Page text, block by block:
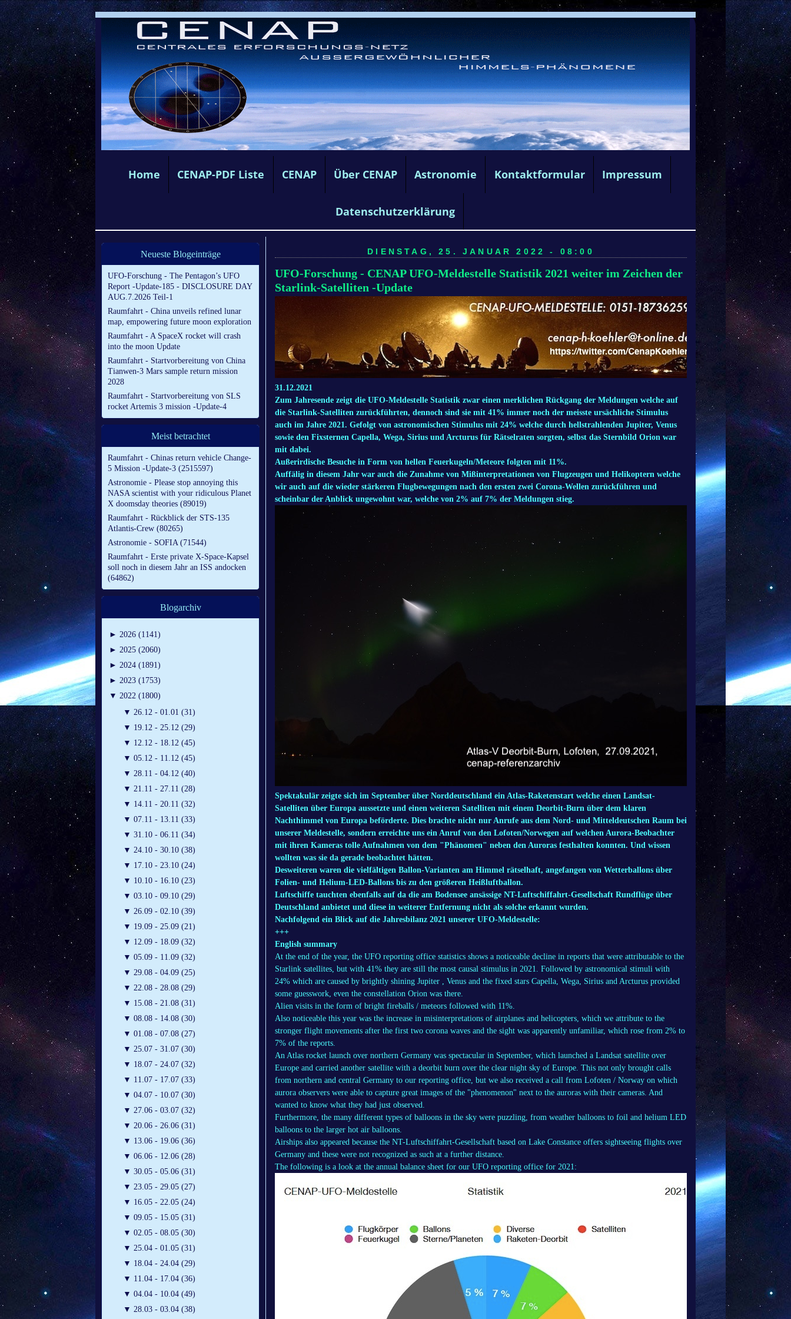
Home CENAP-PDF Liste CENAP Über CENAP Astronomie Kontaktformular Impressum
Datenschutzerklärung
Neueste Blogeinträge
UFO-Forschung - The Pentagon’s UFO
Report -Update-185 - DISCLOSURE DAY
AUG.7.2026 Teil-1
Raumfahrt - China unveils refined lunar
map, empowering future moon exploration
Raumfahrt - A SpaceX rocket will crash
into the moon Update
Raumfahrt - Startvorbereitung von China
Tianwen-3 Mars sample return mission
2028
Raumfahrt - Startvorbereitung von SLS
rocket Artemis 3 mission -Update-4
Meist betrachtet
Raumfahrt - Chinas return vehicle Change-
5 Mission -Update-3 (2515597)
Astronomie - Please stop annoying this
NASA scientist with your ridiculous Planet
X doomsday theories (89019)
Raumfahrt - Rückblick der STS-135
Atlantis-Crew (80265)
Astronomie - SOFIA (71544)
Raumfahrt - Erste private X-Space-Kapsel
soll noch in diesem Jahr an ISS andocken
(64862)
Blogarchiv
► 2026 (1141)
► 2025 (2060)
► 2024 (1891)
► 2023 (1753)
▼ 2022 (1800)
▼ 26.12 - 01.01 (31)
▼ 19.12 - 25.12 (29)
▼ 12.12 - 18.12 (45)
▼ 05.12 - 11.12 (45)
▼ 28.11 - 04.12 (40)
▼ 21.11 - 27.11 (28)
▼ 14.11 - 20.11 (32)
▼ 07.11 - 13.11 (33)
▼ 31.10 - 06.11 (34)
▼ 24.10 - 30.10 (38)
▼ 17.10 - 23.10 (24)
▼ 10.10 - 16.10 (23)
▼ 03.10 - 09.10 (29)
▼ 26.09 - 02.10 (39)
▼ 19.09 - 25.09 (21)
▼ 12.09 - 18.09 (32)
▼ 05.09 - 11.09 (32)
▼ 29.08 - 04.09 (25)
▼ 22.08 - 28.08 (29)
▼ 15.08 - 21.08 (31)
▼ 08.08 - 14.08 (30)
▼ 01.08 - 07.08 (27)
▼ 25.07 - 31.07 (30)
▼ 18.07 - 24.07 (32)
▼ 11.07 - 17.07 (33)
▼ 04.07 - 10.07 (30)
▼ 27.06 - 03.07 (32)
▼ 20.06 - 26.06 (31)
▼ 13.06 - 19.06 (36)
▼ 06.06 - 12.06 (28)
▼ 30.05 - 05.06 (31)
▼ 23.05 - 29.05 (27)
▼ 16.05 - 22.05 (24)
▼ 09.05 - 15.05 (31)
▼ 02.05 - 08.05 (30)
▼ 25.04 - 01.05 (31)
▼ 18.04 - 24.04 (29)
▼ 11.04 - 17.04 (36)
▼ 04.04 - 10.04 (49)
▼ 28.03 - 03.04 (38)
DIENSTAG, 25. JANUAR 2022 - 08:00
UFO-Forschung - CENAP UFO-Meldestelle Statistik 2021 weiter im Zeichen der
Starlink-Satelliten -Update
31.12.2021
Zum Jahresende zeigt die UFO-Meldestelle Statistik zwar einen merklichen Rückgang der Meldungen welche auf
die Starlink-Satelliten zurückführten, dennoch sind sie mit 41% immer noch der meisste ursächliche Stimulus
auch im Jahre 2021. Gefolgt von astronomischen Stimulus mit 24% welche durch hellstrahlenden Jupiter, Venus
sowie den Fixsternen Capella, Wega, Sirius und Arcturus für Rätselraten sorgten, selbst das Sternbild Orion war
mit dabei.
Außerirdische Besuche in Form von hellen Feuerkugeln/Meteore folgten mit 11%.
Auffälig in diesem Jahr war auch die Zunahme von Mißinterpretationen von Flugzeugen und Helikoptern welche
wir auch auf die wieder stärkeren Flugbewegungen nach den ersten zwei Corona-Wellen zurückführen und
scheinbar der Anblick ungewohnt war, welche von 2% auf 7% der Meldungen stieg.
Spektakulär zeigte sich im September über Norddeutschland ein Atlas-Raketenstart welche einen Landsat-
Satelliten über Europa aussetzte und einen weiteren Satelliten mit einem Deorbit-Burn über dem klaren
Nachthimmel von Europa beförderte. Dies brachte nicht nur Anrufe aus dem Nord- und Mitteldeutschen Raum bei
unserer Meldestelle, sondern erreichte uns ein Anruf von den Lofoten/Norwegen auf welchen Aurora-Beobachter
mit ihren Kameras tolle Aufnahmen von dem "Phänomen" neben den Auroras festhalten konnten. Und wissen
wollten was sie da gerade beobachtet hätten.
Desweiteren waren die vielfältigen Ballon-Varianten am Himmel rätselhaft, angefangen von Wetterballons über
Folien- und Helium-LED-Ballons bis zu den größeren Heißluftballon.
Luftschiffe tauchten ebenfalls auf da die am Bodensee ansässige NT-Luftschiffahrt-Gesellschaft Rundflüge über
Deutschland anbietet und diese in weiterer Entfernung nicht als solche erkannt wurden.
Nachfolgend ein Blick auf die Jahresbilanz 2021 unserer UFO-Meldestelle:
+++
English summary
At the end of the year, the UFO reporting office statistics shows a noticeable decline in reports that were attributable to the
Starlink satellites, but with 41% they are still the most causal stimulus in 2021. Followed by astronomical stimuli with
24% which are caused by brightly shining Jupiter , Venus and the fixed stars Capella, Wega, Sirius and Arcturus provided
some guesswork, even the constellation Orion was there.
Alien visits in the form of bright fireballs / meteors followed with 11%.
Also noticeable this year was the increase in misinterpretations of airplanes and helicopters, which we attribute to the
stronger flight movements after the first two corona waves and the sight was apparently unfamiliar, which rose from 2% to
7% of the reports.
An Atlas rocket launch over northern Germany was spectacular in September, which launched a Landsat satellite over
Europe and carried another satellite with a deorbit burn over the clear night sky of Europe. This not only brought calls
from northern and central Germany to our reporting office, but we also received a call from Lofoten / Norway on which
aurora observers were able to capture great images of the "phenomenon" next to the auroras with their cameras. And
wanted to know what they had just observed.
Furthermore, the many different types of balloons in the sky were puzzling, from weather balloons to foil and helium LED
balloons to the larger hot air balloons.
Airships also appeared because the NT-Luftschiffahrt-Gesellschaft based on Lake Constance offers sightseeing flights over
Germany and these were not recognized as such at a further distance.
The following is a look at the annual balance sheet for our UFO reporting office for 2021: